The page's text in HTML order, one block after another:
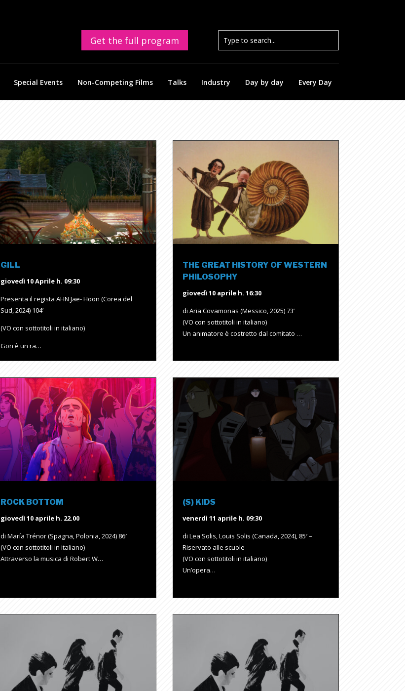
Get the full program
Special Events Non-Competing Films Talks Industry Day by day Every Day
GILL
giovedì 10 Aprile h. 09:30
Presenta il regista AHN Jae- Hoon (Corea del
Sud, 2024) 104’
(VO con sottotitoli in italiano)
Gon è un ra…
ROCK BOTTOM
giovedì 10 aprile h. 22.00
di María Trénor (Spagna, Polonia, 2024) 86′
(VO con sottotitoli in italiano)
Attraverso la musica di Robert W…
THE GREAT HISTORY OF WESTERN
PHILOSOPHY
giovedì 10 aprile h. 16:30
di Aria Covamonas (Messico, 2025) 73’
(VO con sottotitoli in italiano)
Un animatore è costretto dal comitato …
(S) KIDS
venerdì 11 aprile h. 09:30
di Lea Solis, Louis Solis (Canada, 2024), 85′ –
Riservato alle scuole
(VO con sottotitoli in italiano)
Un’opera…